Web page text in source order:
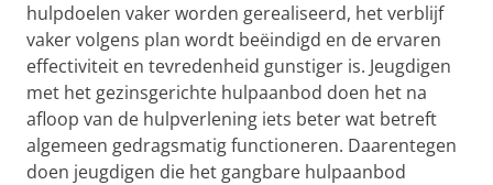
hulpdoelen vaker worden gerealiseerd, het verblijf
vaker volgens plan wordt beëindigd en de ervaren
effectiviteit en tevredenheid gunstiger is. Jeugdigen
met het gezinsgerichte hulpaanbod doen het na
afloop van de hulpverlening iets beter wat betreft
algemeen gedragsmatig functioneren. Daarentegen
doen jeugdigen die het gangbare hulpaanbod